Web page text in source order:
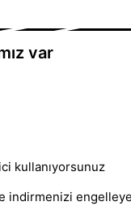
var
kullanıyorsunuz
indirmenizi